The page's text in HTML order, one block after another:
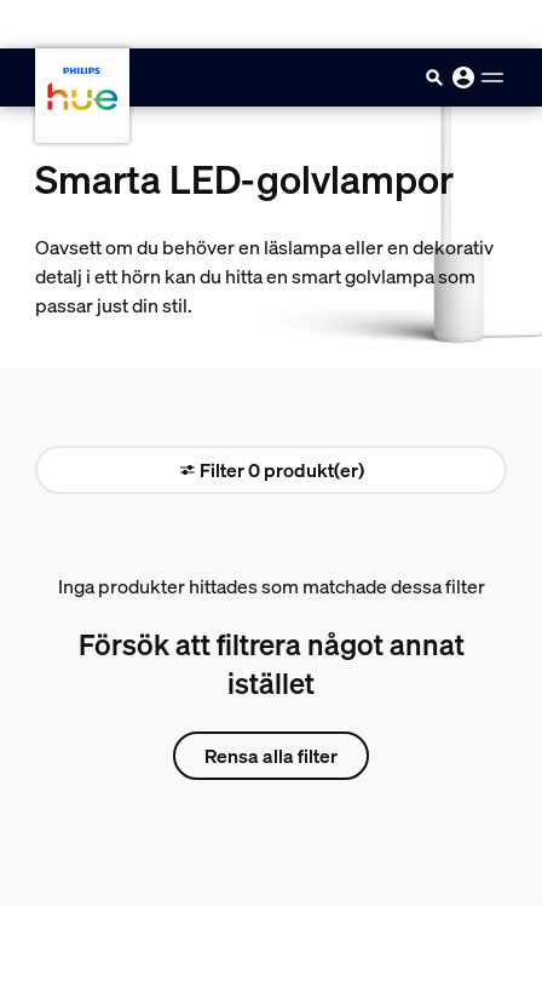
Smarta LED-golvlampor
Oavsett om du behöver en läslampa eller en dekorativ
detalj i ett hörn kan du hitta en smart golvlampa som
passar just din stil.
Filter 0 produkt(er)
Inga produkter hittades som matchade dessa filter
Försök att filtrera något annat
istället
Rensa alla filter